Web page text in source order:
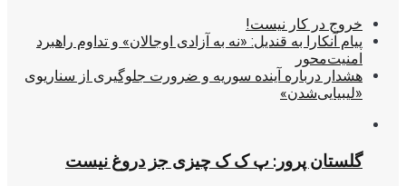
خروج در کار نیست!
پیام آنکارا به قندیل: «نه به آزادی اوجالان» و تداوم راهبرد
امنیت‌محور
هشدار درباره آینده سوریه و ضرورت جلوگیری از سناریوی
«لیبیایی‌شدن»
گلستان پرور: پ ک ک چیزی جز دروغ نیست